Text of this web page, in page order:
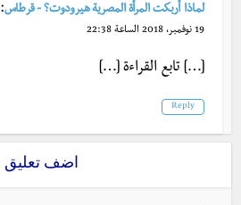
لماذا أربكت المرأة المصرية هيرودوت؟ - قرطاس:
19 نوفمبر، 2018 الساعة 22:38
[…] تابع القراءة […]
Reply
اضف تعليق